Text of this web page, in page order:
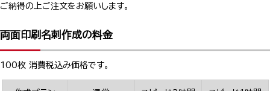
ご納得の上ご注文をお願いします。
両面印刷名刺作成の料金
100枚 消費税込み価格です。